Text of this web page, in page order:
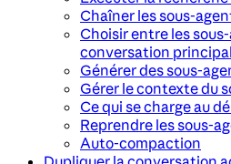
Chaîner les sous-
Choisir entre les
conversation
Générer des sous-
Gérer le contexte du
Ce qui se charge au
Reprendre les sous-
Auto-compaction